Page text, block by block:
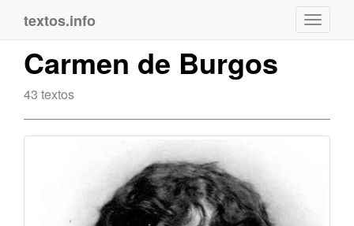
textos.info
Carmen de Burgos
43 textos